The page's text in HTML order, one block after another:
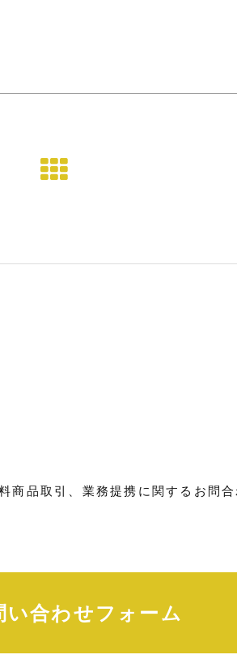
商品取引、業務提携に関するお問
い合わせフォーム